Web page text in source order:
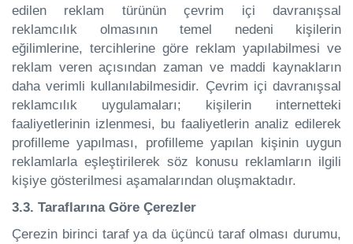
edilen reklam türünün çevrim içi davranışsal
reklamcılık olmasının temel nedeni kişilerin
eğilimlerine, tercihlerine göre reklam yapılabilmesi ve
reklam veren açısından zaman ve maddi kaynakların
daha verimli kullanılabilmesidir. Çevrim içi davranışsal
reklamcılık uygulamaları; kişilerin internetteki
faaliyetlerinin izlenmesi, bu faaliyetlerin analiz edilerek
profilleme yapılması, profilleme yapılan kişinin uygun
reklamlarla eşleştirilerek söz konusu reklamların ilgili
kişiye gösterilmesi aşamalarından oluşmaktadır.
3.3. Taraflarına Göre Çerezler
Çerezin birinci taraf ya da üçüncü taraf olması durumu,